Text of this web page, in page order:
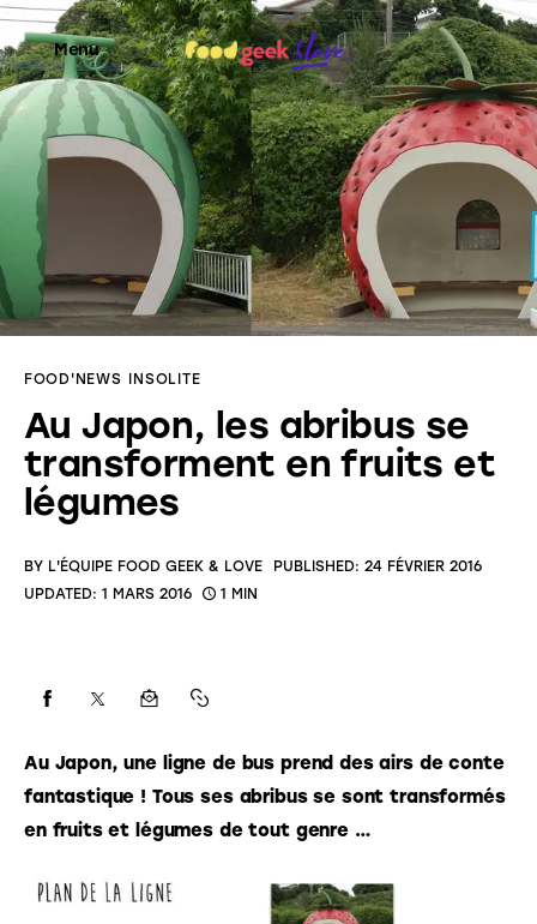
Menu
Food’News
Food’Com
Food’Art
Food’Life
FOOD'NEWS INSOLITE
Au Japon, les abribus se
transforment en fruits et
légumes
BY L'ÉQUIPE FOOD GEEK & LOVE PUBLISHED: 24 FÉVRIER 2016
UPDATED: 1 MARS 2016 1 MIN
Au Japon, une ligne de bus prend des airs de conte
fantastique ! Tous ses abribus se sont transformés
en fruits et légumes de tout genre …